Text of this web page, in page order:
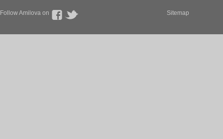
Follow Amilova on Sitemap